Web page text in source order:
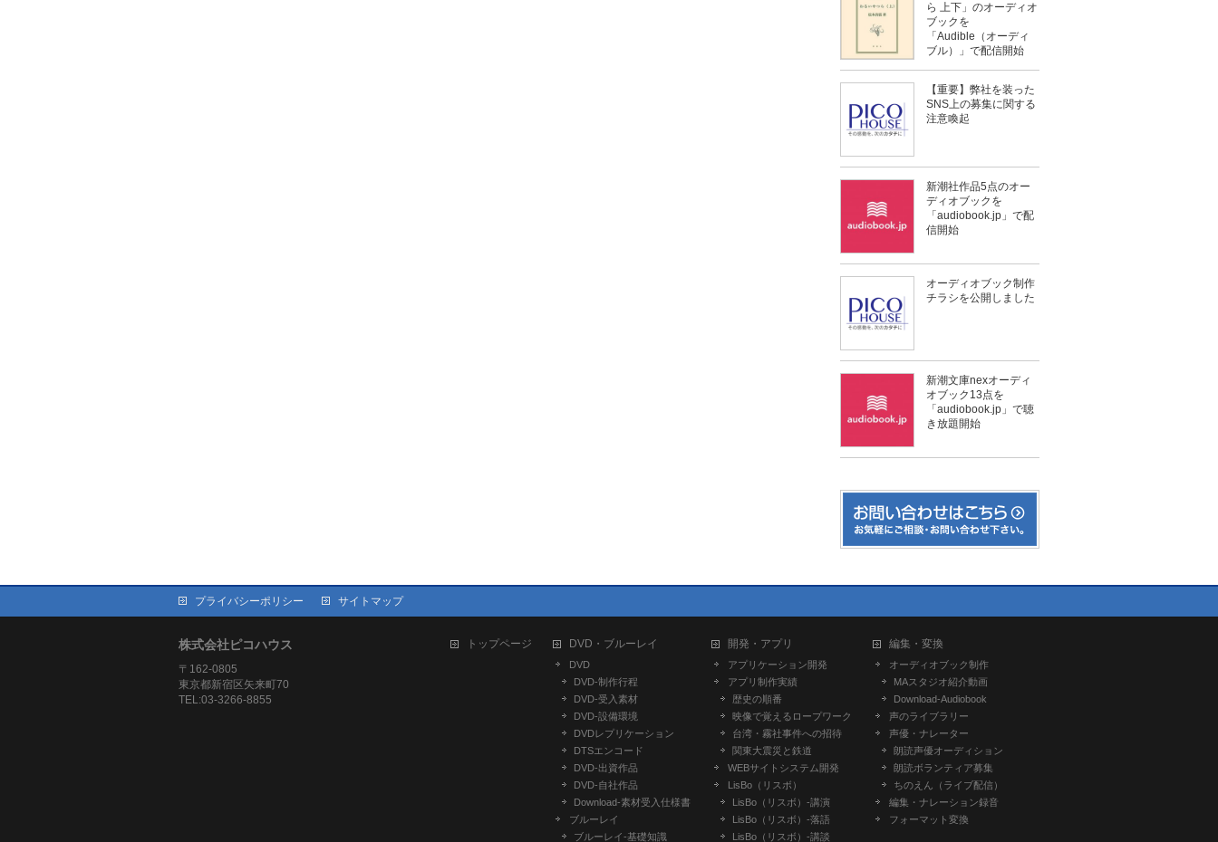
ら 上下」のオーディオ
ブックを
「Audible（オーディ
ブル）」で配信開始
【重要】弊社を装った
SNS上の募集に関する
注意喚起
新潮社作品5点のオー
ディオブックを
「audiobook.jp」で配
信開始
オーディオブック制作
チラシを公開しました
新潮文庫nexオーディ
オブック13点を
「audiobook.jp」で聴
き放題開始
プライバシーポリシー サイトマップ
株式会社ピコハウス
〒162-0805
東京都新宿区矢来町70
TEL:03-3266-8855
トップページ DVD・ブルーレイ
DVD
DVD-制作行程
DVD-受入素材
DVD-設備環境
DVDレプリケーション
DTSエンコード
DVD-出資作品
DVD-自社作品
​Download-素材受入仕様書
ブルーレイ
ブルーレイ-基礎知識
開発・アプリ
アプリケーション開発
アプリ制作実績
歴史の順番
映像で覚えるロープワーク
台湾・霧社事件への招待
関東大震災と鉄道
WEBサイトシステム開発
LisBo（リスボ）
LisBo（リスボ）-講演
LisBo（リスボ）-落語
LisBo（リスボ）-講談
編集・変換
オーディオブック制作
MAスタジオ紹介動画
Download-Audiobook
声のライブラリー
声優・ナレーター
朗読声優オーディション
朗読ボランティア募集
ちのえん（ライブ配信）
編集・ナレーション録音
フォーマット変換